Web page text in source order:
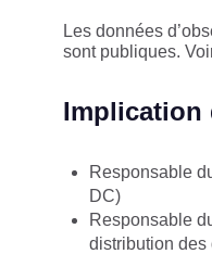
Les données
sont publiques.
Implication
Responsable
DC)
Responsable
distribution des